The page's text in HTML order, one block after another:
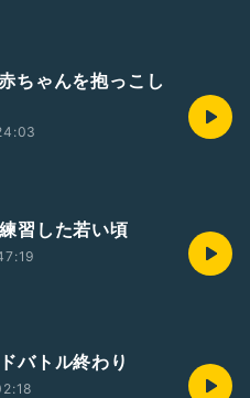
ちゃんを抱っこし
習した若い頃
バトル終わり